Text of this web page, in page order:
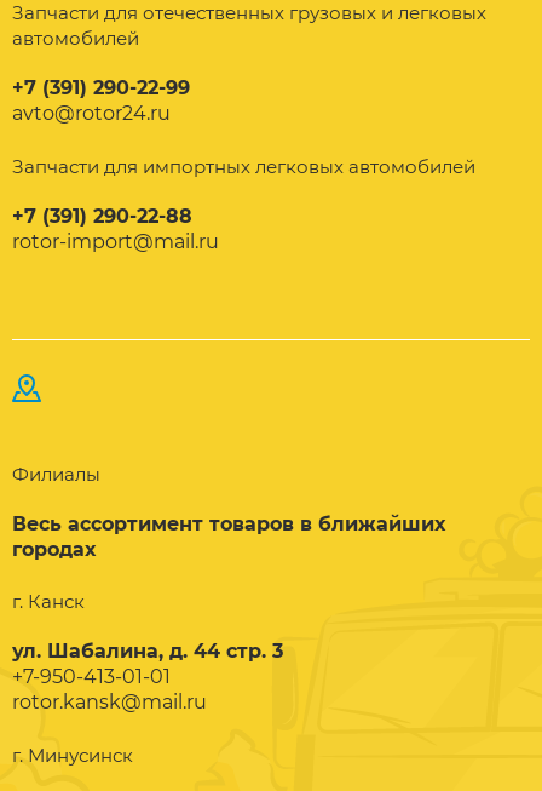
Запчасти для отечественных грузовых и легковых
автомобилей
+7 (391) 290-22-99
avto@rotor24.ru
Запчасти для импортных легковых автомобилей
+7 (391) 290-22-88
rotor-import@mail.ru
Филиалы
Весь ассортимент товаров в ближайших
городах
г. Канск
ул. Шабалина, д. 44 стр. 3
+7-950-413-01-01
rotor.kansk@mail.ru
г. Минусинск